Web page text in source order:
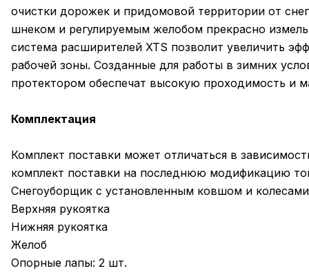
очистки дорожек и придомовой территории от
шнеком и регулируемым желобом прекрасно
система расширителей XTS позволит увеличить
рабочей зоны. Созданные для работы в зимних
протектором обеспечат высокую проходимость и
Комплектация
Комплект поставки может отличаться в
комплект поставки на последнюю модификацию
Снегоуборщик с установленным ковшом и колесами
Верхняя рукоятка
Нижняя рукоятка
Желоб
Опорные лапы: 2 шт.